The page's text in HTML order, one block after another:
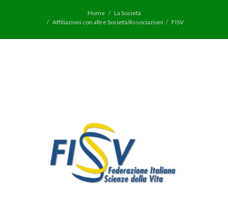
Home
La Società
Affiliazioni con altre Società/Associazioni
FISV